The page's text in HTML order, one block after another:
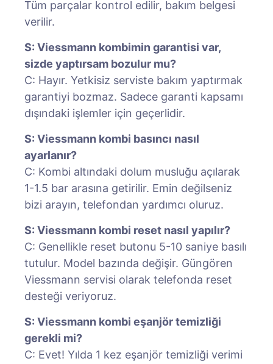
Tüm parçalar kontrol edilir, bakım belgesi
verilir.
S: Viessmann kombimin garantisi var,
sizde yaptırsam bozulur mu?
C: Hayır. Yetkisiz serviste bakım yaptırmak
garantiyi bozmaz. Sadece garanti kapsamı
dışındaki işlemler için geçerlidir.
S: Viessmann kombi basıncı nasıl
ayarlanır?
C: Kombi altındaki dolum musluğu açılarak
1-1.5 bar arasına getirilir. Emin değilseniz
bizi arayın, telefondan yardımcı oluruz.
S: Viessmann kombi reset nasıl yapılır?
C: Genellikle reset butonu 5-10 saniye basılı
tutulur. Model bazında değişir. Güngören
Viessmann servisi olarak telefonda reset
desteği veriyoruz.
S: Viessmann kombi eşanjör temizliği
gerekli mi?
C: Evet! Yılda 1 kez eşanjör temizliği verimi